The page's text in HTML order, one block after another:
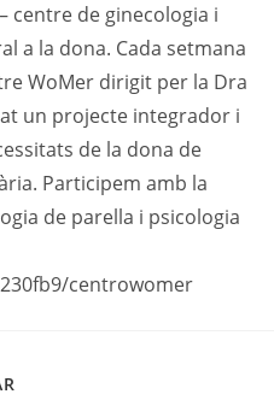
centre de ginecologia i
a la dona. Cada setmana
WoMer dirigit per la Dra
un projecte integrador i
de la dona de
Participem amb la
de parella i psicologia
centrowomer